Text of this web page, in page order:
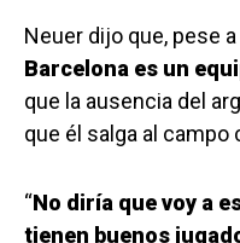
Neuer dijo que, pese
Barcelona es un
que la ausencia del
que él salga al campo
“No diría que voy a
tienen buenos